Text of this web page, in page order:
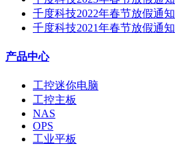
千度科技2022年春节放假通知
千度科技2021年春节放假通知
产品中心
工控迷你电脑
工控主板
NAS
OPS
工业平板